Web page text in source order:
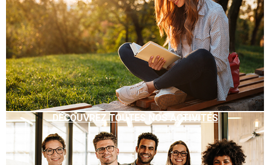
DÉCOUVREZ TOUTES NOS ACTIVITÉS